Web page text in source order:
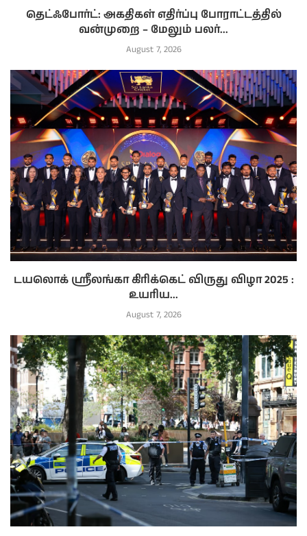
தெட்ஃபோர்ட்: அகதிகள் எதிர்ப்பு போராட்டத்தில்
வன்முறை – மேலும் பலர்...
August 7, 2026
டயலொக் ஸ்ரீலங்கா கிரிக்கெட் விருது விழா 2025 :
உயரிய...
August 7, 2026